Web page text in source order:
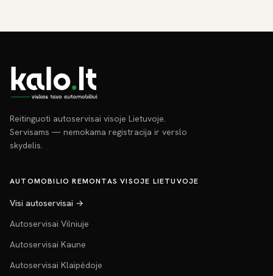
Reitinguoti autoservisai visoje Lietuvoje.
Servisams — nemokama registracija ir verslo
skydelis.
AUTOMOBILIO REMONTAS VISOJE LIETUVOJE
Visi autoservisai →
Autoservisai Vilniuje
Autoservisai Kaune
Autoservisai Klaipėdoje